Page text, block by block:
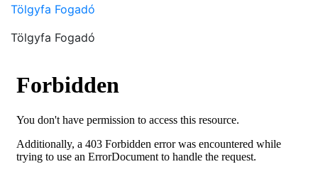
Tölgyfa Fogadó
Tölgyfa Fogadó